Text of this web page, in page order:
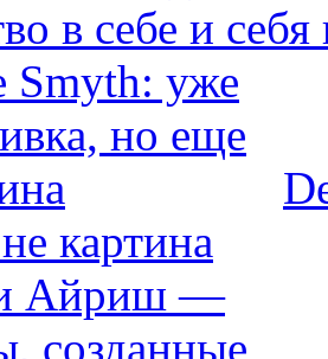
в себе и
картина